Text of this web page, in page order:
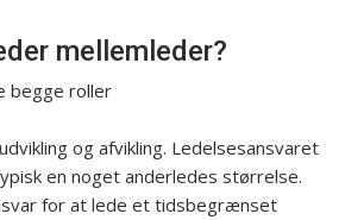
mellemleder?
begge roller
og afvikling. Ledelsesansvaret
en noget anderledes størrelse.
for at lede et tidsbegrænset